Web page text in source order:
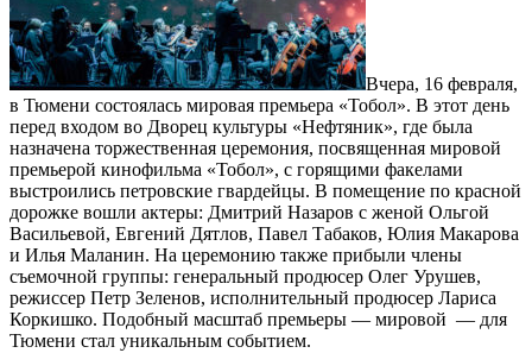
Вчера, 16 февраля,
в Тюмени состоялась мировая премьера «Тобол». В этот день
перед входом во Дворец культуры «Нефтяник», где была
назначена торжественная церемония, посвященная мировой
премьерой кинофильма «Тобол», с горящими факелами
выстроились петровские гвардейцы. В помещение по красной
дорожке вошли актеры: Дмитрий Назаров с женой Ольгой
Васильевой, Евгений Дятлов, Павел Табаков, Юлия Макарова
и Илья Маланин. На церемонию также прибыли члены
съемочной группы: генеральный продюсер Олег Урушев,
режиссер Петр Зеленов, исполнительный продюсер Лариса
Коркишко. Подобный масштаб премьеры — мировой — для
Тюмени стал уникальным событием.